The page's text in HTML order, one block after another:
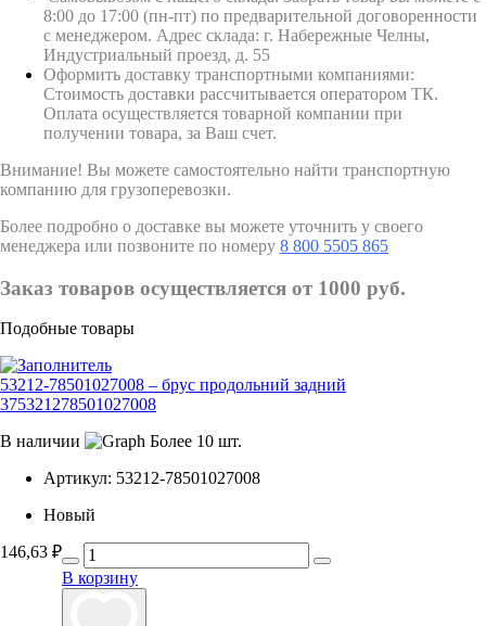
8:00 до 17:00 (пн-пт) по предварительной договоренности
с менеджером. Адрес склада: г. Набережные Челны,
Индустриальный проезд, д. 55
Оформить доставку транспортными компаниями:
Стоимость доставки рассчитывается оператором ТК.
Оплата осуществляется товарной компании при
получении товара, за Ваш счет.
Внимание! Вы можете самостоятельно найти транспортную
компанию для грузоперевозки.
Более подробно о доставке вы можете уточнить у своего
менеджера или позвоните по номеру 8 800 5505 865
Заказ товаров осуществляется от 1000 руб.
Подобные товары
53212-78501027008 – брус продольний задний
375321278501027008
В наличии
Более 10 шт.
Артикул: 53212-78501027008
Новый
146,63 ₽
В корзину